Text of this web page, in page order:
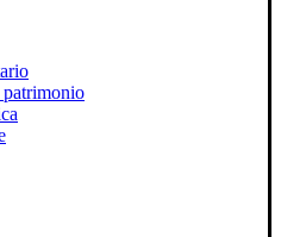
patrimonio